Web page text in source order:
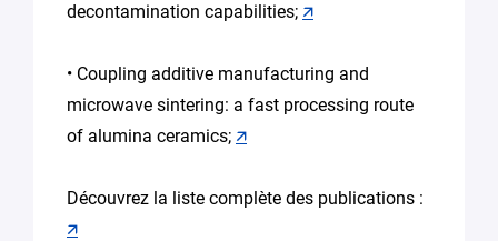
decontamination capabilities; 🡭
• Coupling additive manufacturing and
microwave sintering: a fast processing route
of alumina ceramics; 🡭
Découvrez la liste complète des publications :
🡭